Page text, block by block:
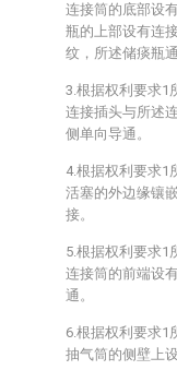
连接筒的底部设
瓶的上部设有连
纹，所述储痰瓶
3.根据权利要求1
连接插头与所述
侧单向导通。
4.根据权利要求1
活塞的外边缘镶
接。
5.根据权利要求1
连接筒的前端设
通。
6.根据权利要求1
抽气筒的侧壁上